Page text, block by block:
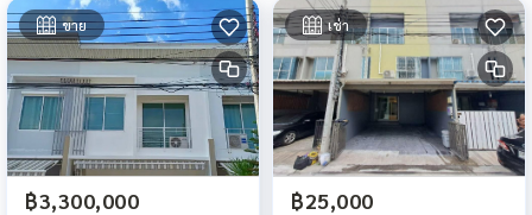
ขาย
฿3,300,000
เช่า
฿25,000